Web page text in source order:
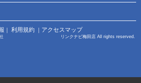
利用規約 アクセスマップ
株式会社 リンクナビ梅田店 All rights reserved.